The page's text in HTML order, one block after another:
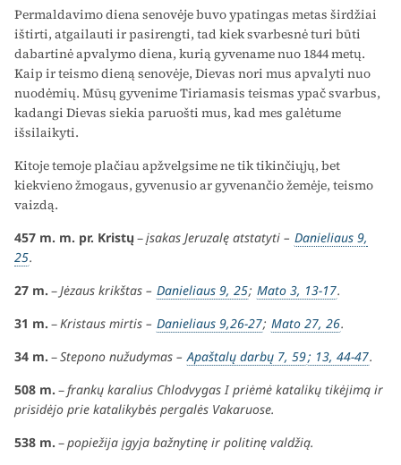
Permaldavimo diena senovėje buvo ypatingas metas širdžiai
ištirti, atgailauti ir pasirengti, tad kiek svarbesnė turi būti
dabartinė apvalymo diena, kurią gyvename nuo 1844 metų.
Kaip ir teismo dieną senovėje, Dievas nori mus apvalyti nuo
nuodėmių. Mūsų gyvenime Tiriamasis teismas ypač svarbus,
kadangi Dievas siekia paruošti mus, kad mes galėtume
išsilaikyti.
Kitoje temoje plačiau apžvelgsime ne tik tikinčiųjų, bet
kiekvieno žmogaus, gyvenusio ar gyvenančio žemėje, teismo
vaizdą.
457 m. m. pr. Kristų –įsakas Jeruzalę atstatyti – Danieliaus 9,
25.
27 m. – Jėzaus krikštas – Danieliaus 9, 25; Mato 3, 13-17.
31 m. – Kristaus mirtis – Danieliaus 9,26-27; Mato 27, 26.
34 m. –Stepono nužudymas – Apaštalų darbų 7, 59; 13, 44-47.
508 m. – frankų karalius Chlodvygas I priėmė katalikų tikėjimą ir
prisidėjo prie katalikybės pergalės Vakaruose.
538 m. –popiežija įgyja bažnytinę ir politinę valdžią.